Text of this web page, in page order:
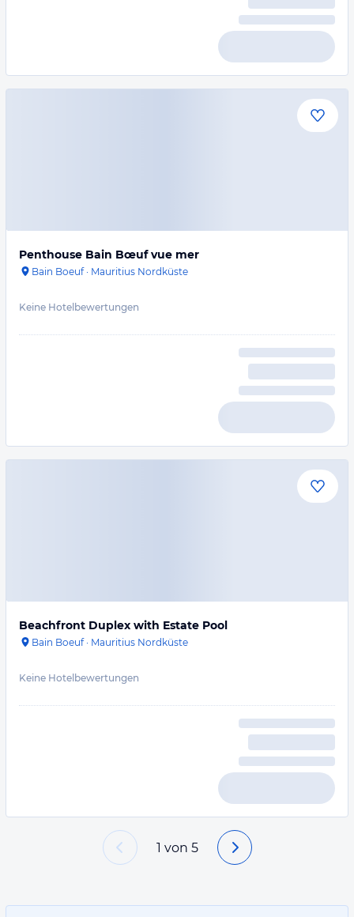
Penthouse Bain Bœuf vue mer
Bain Boeuf· Mauritius Nordküste
Keine Hotelbewertungen
Beachfront Duplex with Estate Pool
Bain Boeuf· Mauritius Nordküste
Keine Hotelbewertungen
1 von 5